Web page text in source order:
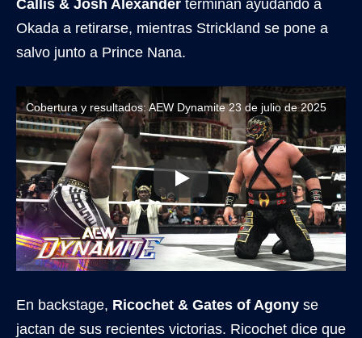
Callis & Josh Alexander terminan ayudando a
Okada a retirarse, mientras Strickland se pone a
salvo junto a Prince Nana.
Cobertura y resultados: AEW Dynamite 23 de julio de 2025
En backstage, Ricochet & Gates of Agony se
jactan de sus recientes victorias. Ricochet dice que